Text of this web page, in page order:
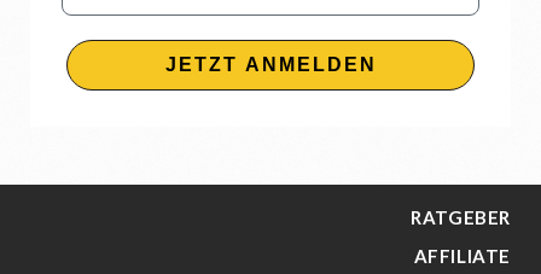
JETZT ANMELDEN
RATGEBER
AFFILIATE